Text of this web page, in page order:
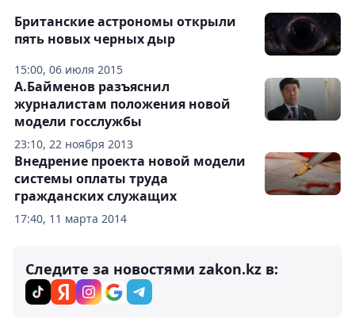
15:00, 06 июля 2015
Британские астрономы открыли
пять новых черных дыр
23:10, 22 ноября 2013
А.Байменов разъяснил
журналистам положения новой
модели госслужбы
17:40, 11 марта 2014
Внедрение проекта новой модели
системы оплаты труда
гражданских служащих
Следите за новостями zakon.kz в: